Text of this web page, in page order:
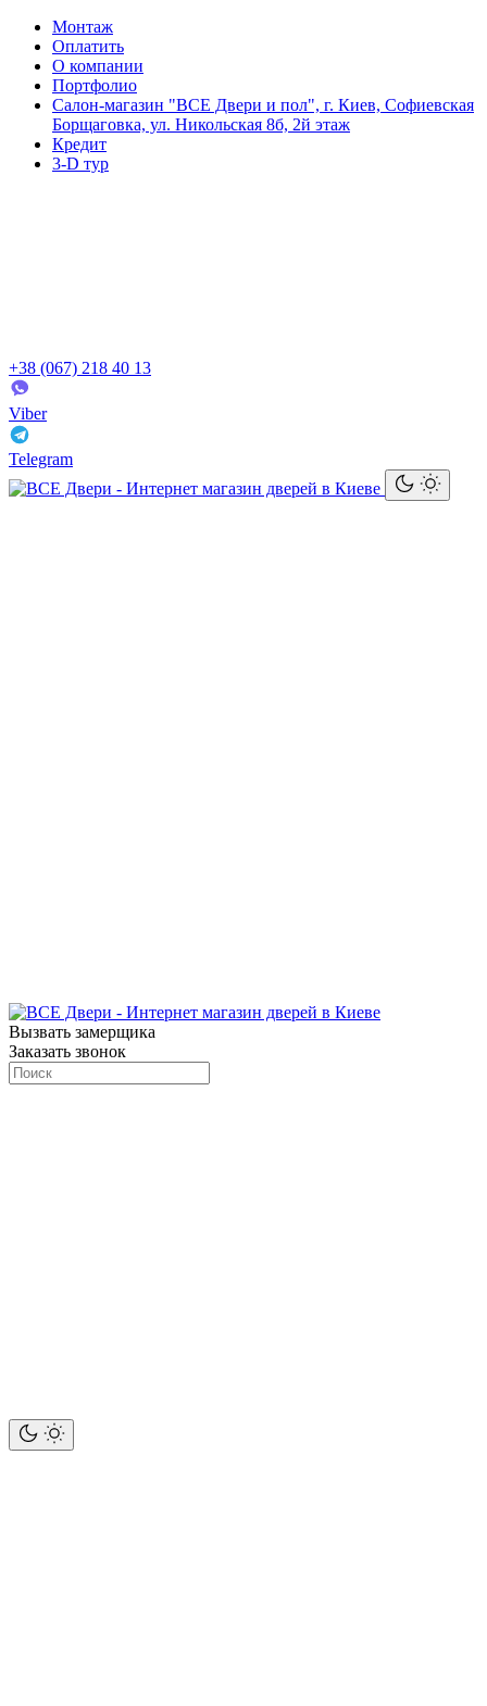
Монтаж
Оплатить
О компании
Портфолио
Салон-магазин "ВСЕ Двери и пол", г. Киев, Софиевская
Борщаговка, ул. Никольская 8б, 2й этаж
Кредит
3-D тур
+38 (067) 218 40 13
Viber
Telegram
Вызвать замерщика
Заказать звонок